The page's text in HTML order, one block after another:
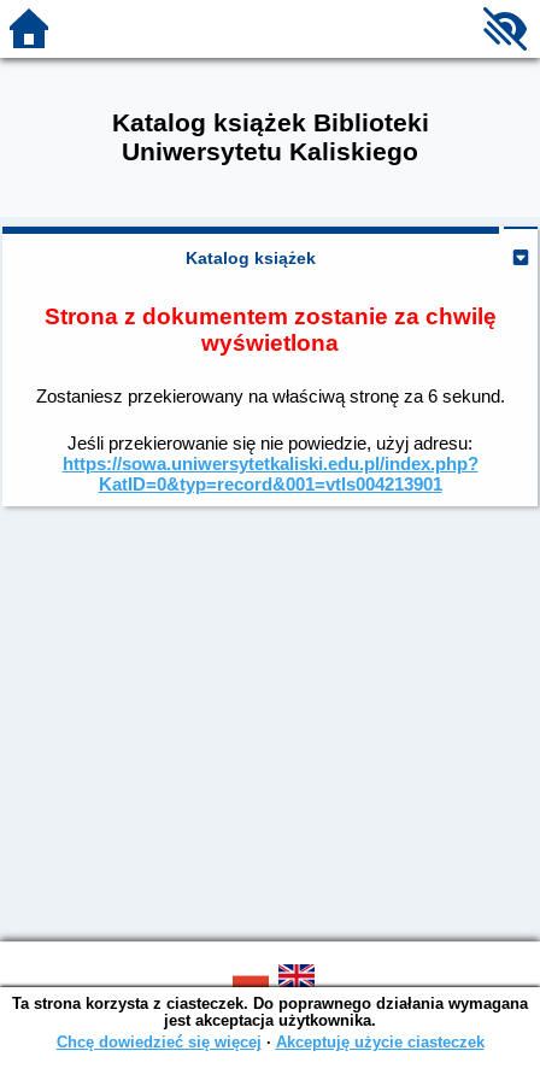
Katalog książek Biblioteki
Uniwersytetu Kaliskiego
Katalog książek
Strona z dokumentem zostanie za chwilę
wyświetlona
Zostaniesz przekierowany na właściwą stronę za 6sekund.
Jeśli przekierowanie się nie powiedzie, użyj adresu:
https://sowa.uniwersytetkaliski.edu.pl/index.php?
KatID=0&typ=record&001=vtls004213901
SOWA OPAC v. 6.11.10 (2026-07-24)
Wygenerowano w 0,0039 s.
Ta strona korzysta z ciasteczek. Do poprawnego działania wymagana
jest akceptacja użytkownika.
Chcę dowiedzieć się więcej ∙ Akceptuję użycie ciasteczek